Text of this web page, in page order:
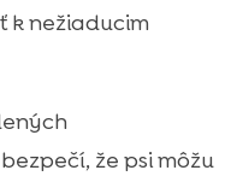
k nežiaducim
že psi môžu